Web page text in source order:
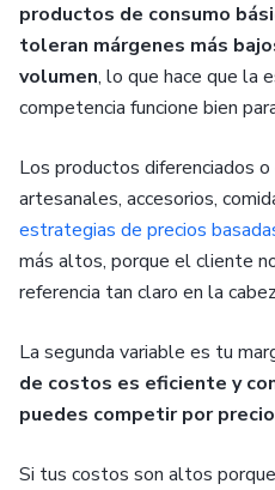
productos de consumo
toleran márgenes más
volumen, lo que hace que la
competencia funcione bien
Los productos diferenciados
artesanales, accesorios,
estrategias de precios
más altos, porque el cliente
referencia tan claro en la
La segunda variable es tu
de costos es eficiente y
puedes competir por
Si tus costos son altos